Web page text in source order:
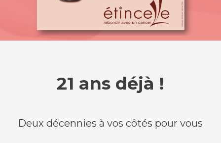
21 ans déjà !
Deux décennies à vos côtés pour vous